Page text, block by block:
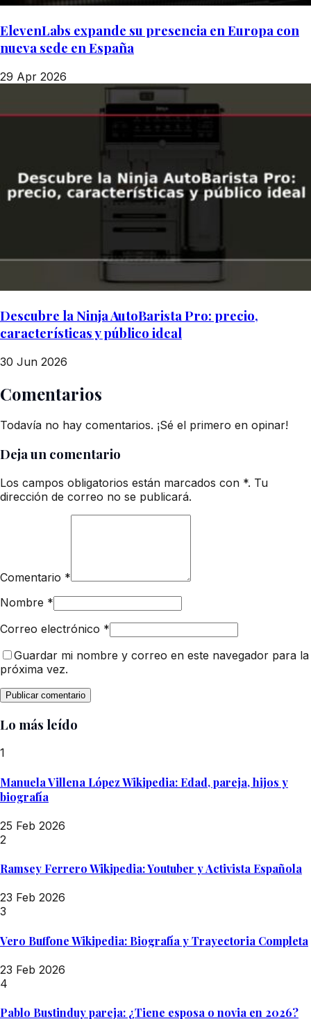
ElevenLabs expande su presencia en Europa con
nueva sede en España
29 Apr 2026
Descubre la Ninja AutoBarista Pro: precio,
características y público ideal
30 Jun 2026
Comentarios
Todavía no hay comentarios. ¡Sé el primero en opinar!
Deja un comentario
Los campos obligatorios están marcados con *. Tu
dirección de correo no se publicará.
Comentario *
Nombre *
Correo electrónico *
Guardar mi nombre y correo en este navegador para la
próxima vez.
Lo más leído
1
Manuela Villena López Wikipedia: Edad, pareja, hijos y
biografía
25 Feb 2026
2
Ramsey Ferrero Wikipedia: Youtuber y Activista Española
23 Feb 2026
3
Vero Buffone Wikipedia: Biografía y Trayectoria Completa
23 Feb 2026
4
Pablo Bustinduy pareja: ¿Tiene esposa o novia en 2026?